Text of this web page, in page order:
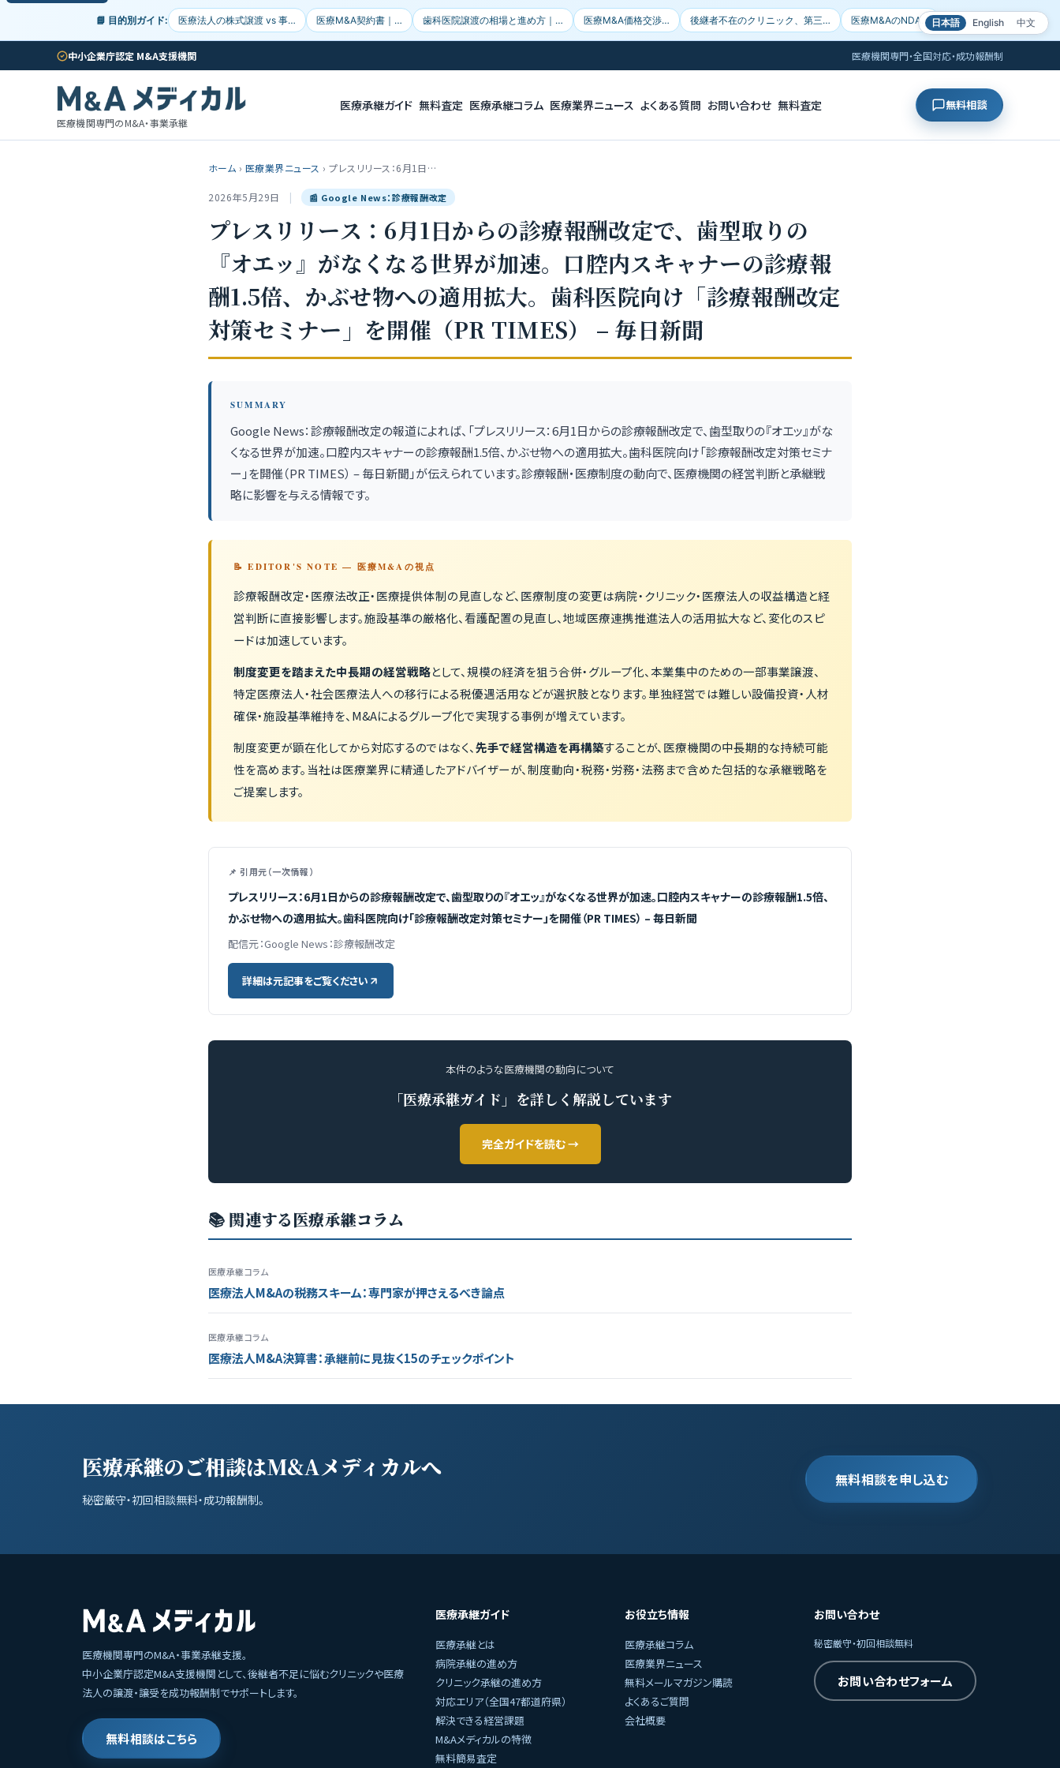
日本語 English 中文
📘 目的別ガイド: 医療法人の株式譲渡 vs 事… 医療M&A契約書｜… 歯科医院譲渡の相場と進め方｜… 医療M&A価格交渉… 後継者不在のクリニック、第三… 医療M&AのNDA…
中小企業庁認定 M&A支援機関 医療機関専門・全国対応・成功報酬制
医療機関専門のM&A・事業承継
医療承継ガイド 無料査定 医療承継コラム 医療業界ニュース よくある質問 お問い合わせ 無料査定 無料相談
ホーム › 医療業界ニュース › プレスリリース：6月1日…
2026年5月29日 | 📰 Google News：診療報酬改定
プレスリリース：6月1日からの診療報酬改定で、歯型取りの
『オエッ』がなくなる世界が加速。口腔内スキャナーの診療報
酬1.5倍、かぶせ物への適用拡大。歯科医院向け「診療報酬改定
対策セミナー」を開催（PR TIMES） – 毎日新聞
SUMMARY
Google News：診療報酬改定の報道によれば、「プレスリリース：6月1日からの診療報酬改定で、歯型取りの『オエッ』がな
くなる世界が加速。口腔内スキャナーの診療報酬1.5倍、かぶせ物への適用拡大。歯科医院向け「診療報酬改定対策セミナ
ー」を開催（PR TIMES） – 毎日新聞」が伝えられています。診療報酬・医療制度の動向で、医療機関の経営判断と承継戦
略に影響を与える情報です。
📝 EDITOR'S NOTE — 医療M&Aの視点
診療報酬改定・医療法改正・医療提供体制の見直しなど、医療制度の変更は病院・クリニック・医療法人の収益構造と経
営判断に直接影響します。施設基準の厳格化、看護配置の見直し、地域医療連携推進法人の活用拡大など、変化のスピ
ードは加速しています。
制度変更を踏まえた中長期の経営戦略として、規模の経済を狙う合併・グループ化、本業集中のための一部事業譲渡、
特定医療法人・社会医療法人への移行による税優遇活用などが選択肢となります。単独経営では難しい設備投資・人材
確保・施設基準維持を、M&Aによるグループ化で実現する事例が増えています。
制度変更が顕在化してから対応するのではなく、先手で経営構造を再構築することが、医療機関の中長期的な持続可能
性を高めます。当社は医療業界に精通したアドバイザーが、制度動向・税務・労務・法務まで含めた包括的な承継戦略を
ご提案します。
📌 引用元（一次情報）
プレスリリース：6月1日からの診療報酬改定で、歯型取りの『オエッ』がなくなる世界が加速。口腔内スキャナーの診療報酬1.5倍、
かぶせ物への適用拡大。歯科医院向け「診療報酬改定対策セミナー」を開催（PR TIMES） – 毎日新聞
配信元：Google News：診療報酬改定
詳細は元記事をご覧ください
本件のような医療機関の動向について
「医療承継ガイド」を詳しく解説しています
完全ガイドを読む →
📚 関連する医療承継コラム
医療承継コラム
医療法人M&Aの税務スキーム：専門家が押さえるべき論点
医療承継コラム
医療法人M&A決算書：承継前に見抜く15のチェックポイント
医療承継のご相談はM&Aメディカルへ
秘密厳守・初回相談無料・成功報酬制。
無料相談を申し込む
医療機関専門のM&A・事業承継支援。
中小企業庁認定M&A支援機関として、後継者不足に悩むクリニックや医療
法人の譲渡・譲受を成功報酬制でサポートします。
無料相談はこちら
医療承継ガイド
医療承継とは
病院承継の進め方
クリニック承継の進め方
対応エリア（全国47都道府県）
解決できる経営課題
M&Aメディカルの特徴
無料簡易査定
お役立ち情報
医療承継コラム
医療業界ニュース
無料メールマガジン購読
よくあるご質問
会社概要
お問い合わせ
秘密厳守・初回相談無料
お問い合わせフォーム